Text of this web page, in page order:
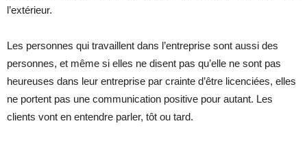
l’extérieur.
Les personnes qui travaillent dans l’entreprise sont aussi des
personnes, et même si elles ne disent pas qu’elle ne sont pas
heureuses dans leur entreprise par crainte d’être licenciées, elles
ne portent pas une communication positive pour autant. Les
clients vont en entendre parler, tôt ou tard.